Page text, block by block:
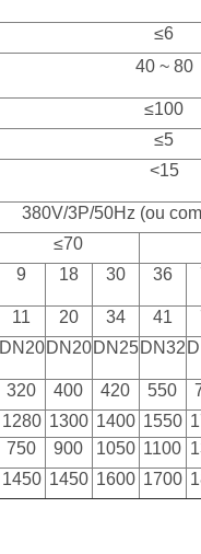
≤6
40 ~ 80
≤100
≤5
<15
380V/3P/50Hz (ou
≤70
9 18 30 36
11 20 34 41
DN20DN20DN25DN32
320 400 420 550
1280 1300 1400 1550
750 900 1050 1100
1450 1450 1600 1700